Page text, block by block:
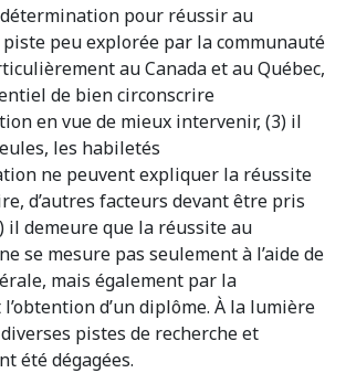
pour réussir au
peu explorée par la communauté
au Canada et au Québec,
de bien circonscrire
en vue de mieux intervenir, (3) il
les habiletés
ne peuvent expliquer la réussite
d’autres facteurs devant être pris
il demeure que la réussite au
se mesure pas seulement à l’aide de
mais également par la
d’un diplôme. À la lumière
pistes de recherche et
été dégagées.